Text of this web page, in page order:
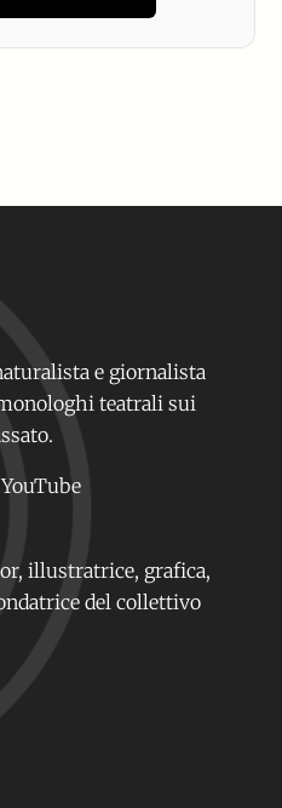
e giornalista
teatrali sui
|YouTube
illustratrice, grafica,
del collettivo